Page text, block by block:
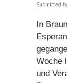
Submitted
In
Woche
und